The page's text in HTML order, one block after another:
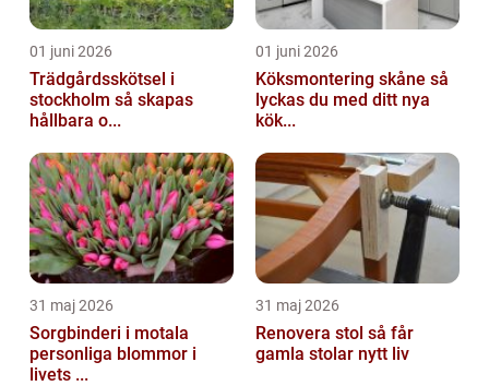
01 juni 2026
Trädgårdsskötsel i
stockholm så skapas
hållbara o...
01 juni 2026
Köksmontering skåne så
lyckas du med ditt nya
kök...
31 maj 2026
Sorgbinderi i motala
personliga blommor i
livets ...
31 maj 2026
Renovera stol så får
gamla stolar nytt liv